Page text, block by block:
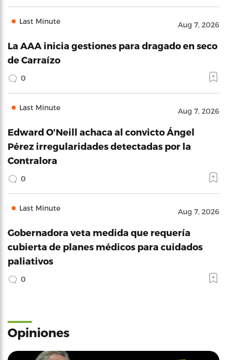
Last Minute Aug 7, 2026
La AAA inicia gestiones para dragado en seco
de Carraízo
0
Last Minute Aug 7, 2026
Edward O'Neill achaca al convicto Ángel
Pérez irregularidades detectadas por la
Contralora
0
Last Minute Aug 7, 2026
Gobernadora veta medida que requería
cubierta de planes médicos para cuidados
paliativos
0
Opiniones